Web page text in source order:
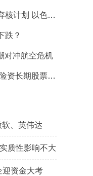
计划 以色列愿
跌？
对冲航空危机
期股票投资试
、英伟达
质性影响不大
迎资金大考